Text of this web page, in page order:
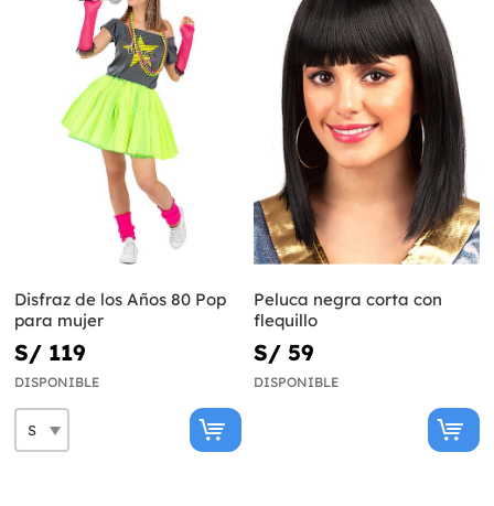
Disfraz de los Años 80 Pop
para mujer
S/ 119
DISPONIBLE
Peluca negra corta con
flequillo
S/ 59
DISPONIBLE